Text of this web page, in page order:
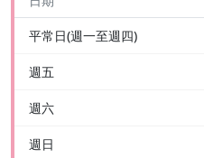
平常日(週一至週四)
週五
週六
週日